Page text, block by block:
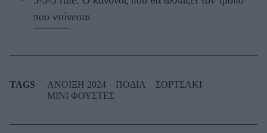
που ντύνεσαι
TAGS ΑΝΟΙΞΗ 2024 ΠΟΔΙΑ
ΣΟΡΤΣΑΚΙ
ΜΙΝΙ ΦΟΥΣΤΕΣ